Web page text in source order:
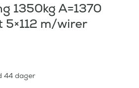
1350kg A=1370
5×112 m/wirer
44 dager